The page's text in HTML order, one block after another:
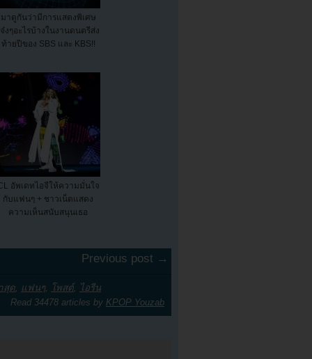
มาดูกันว่ามีการแสดงพิเศษ
จ๋งๆอะไรบ้างในงานดนตรีส่ง
ท้ายปีของ SBS และ KBS!!
อัพเดทไอจีให้ความมั่นใจ
กับแฟนๆ + ชาวเน็ตแสดง
ความเห็นสนับสนุนเธอ
Previous post →
สุด, แฟนๆ, โพสต์, ไอรีน
Read 34478 articles by KPOP Youzab